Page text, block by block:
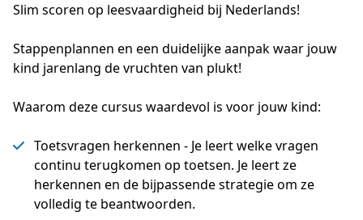
Slim scoren op leesvaardigheid bij Nederlands!
Stappenplannen en een duidelijke aanpak waar jouw
kind jarenlang de vruchten van plukt!
Waarom deze cursus waardevol is voor jouw kind:
Toetsvragen herkennen - Je leert welke vragen
continu terugkomen op toetsen. Je leert ze
herkennen en de bijpassende strategie om ze
volledig te beantwoorden.